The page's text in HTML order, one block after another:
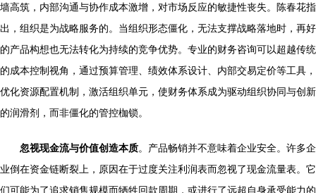
墙高筑，内部沟通与协作成本激增，对市场反应的敏捷性丧失。陈春花指
出，组织是为战略服务的。当组织形态僵化，无法支撑战略落地时，再好
的产品构想也无法转化为持续的竞争优势。专业的财务咨询可以超越传统
的成本控制视角，通过预算管理、绩效体系设计、内部交易定价等工具，
优化资源配置机制，激活组织单元，使财务体系成为驱动组织协同与创新
的润滑剂，而非僵化的管控枷锁。
忽视现金流与价值创造本质。产品畅销并不意味着企业安全。许多企
业倒在资金链断裂上，原因在于过度关注利润表而忽视了现金流量表。它
们可能为了追求销售规模而牺牲回款周期，或进行了远超自身承受能力的